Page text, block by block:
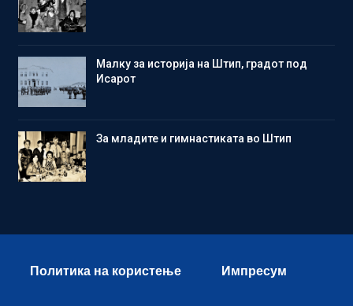
Малку за историја на Штип, градот под
Исарот
Зa младите и гимнастиката во Штип
Политика на користење Импресум